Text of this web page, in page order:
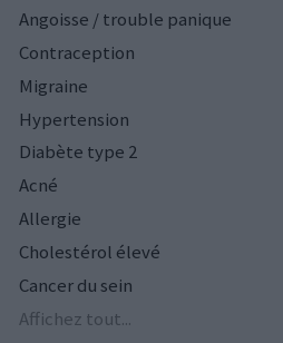
Angoisse / trouble panique
Contraception
Migraine
Hypertension
Diabète type 2
Acné
Allergie
Cholestérol élevé
Cancer du sein
Affichez tout...